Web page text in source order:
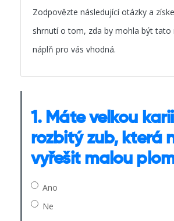
Zodpovězte následující otázky a
shrnutí o tom, zda by mohla být tato
náplň pro vás vhodná.
1. Máte velkou
rozbitý zub, která
vyřešit malou
Ano
Ne